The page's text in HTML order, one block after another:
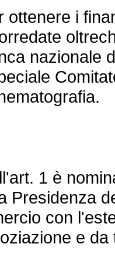
i
nazionale
1 è
Presidenza
con
e da